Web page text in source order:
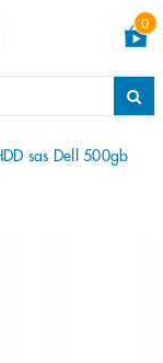
0
sas Dell 500gb